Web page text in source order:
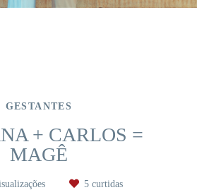
GESTANTES
+ CARLOS =
MAGÊ
5 curtidas